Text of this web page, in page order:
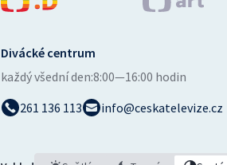
Divácké centrum
každý všední den:8:00—16:00 hodin
261 136 113
info@ceskatelevize.cz